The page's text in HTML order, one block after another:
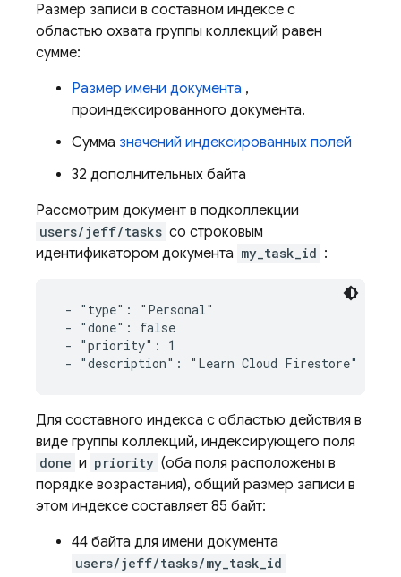
Размер записи в составном индексе с
областью охвата группы коллекций равен
сумме:
Размер имени документа ,
проиндексированного документа.
Сумма значений индексированных полей
32 дополнительных байта
Рассмотрим документ в подколлекции
users/jeff/tasks со строковым
идентификатором документа my_task_id :
- "type": "Personal"
- "done": false
- "priority": 1
- "description": "Learn Cloud Firestore"
Для составного индекса с областью действия в
виде группы коллекций, индексирующего поля
done и priority (оба поля расположены в
порядке возрастания), общий размер записи в
этом индексе составляет 85 байт:
44 байта для имени документа
users/jeff/tasks/my_task_id